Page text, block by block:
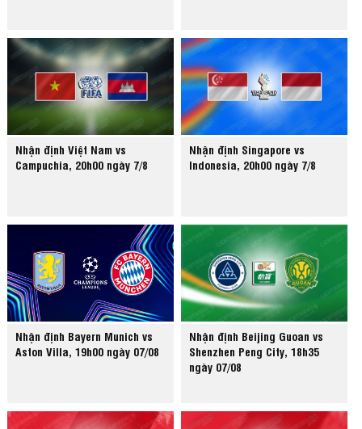
Nhận định Việt Nam vs
Campuchia, 20h00 ngày 7/8
Nhận định Singapore vs
Indonesia, 20h00 ngày 7/8
Nhận định Bayern Munich vs
Aston Villa, 19h00 ngày 07/08
Nhận định Beijing Guoan vs
Shenzhen Peng City, 18h35
ngày 07/08